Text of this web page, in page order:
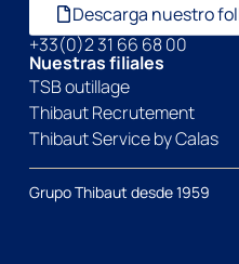
Descarga nuestro
+33(0)2 31 66 68 00
Nuestras filiales
TSB outillage
Thibaut Recrutement
Thibaut Service by Calas
Grupo Thibaut desde 1959